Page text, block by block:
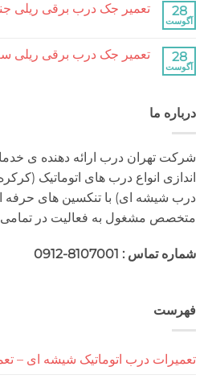
تعمیر
آباد
نشده
28
آگوست
تعمیر جک درب برقی ریلی
تعمیر
جنت
آباد
نشده
28
آگوست
تعمیر جک درب برقی ریلی
سعادت
آباد
درباره ما
شرکت تهران درب ارائه دهنده ی
اندازی انواع درب های اتوماتیک
درب شیشه ای) با تنکسین های حرفه
متخصص مشغول به فعالیت در تمامی
شماره تماس : 8107001-0912
فهرست
تعمیرات درب اتوماتیک شیشه ای –